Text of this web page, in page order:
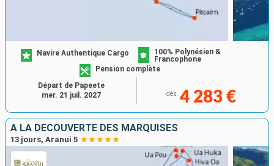
Navire Authentique Cargo
100% Polynésien &
Francophone
Pension complète
dès 4 283 €
Départ de Papeete
mer. 21 juil. 2027
A LA DÉCOUVERTE DES MARQUISES
13 jours, Aranui 5